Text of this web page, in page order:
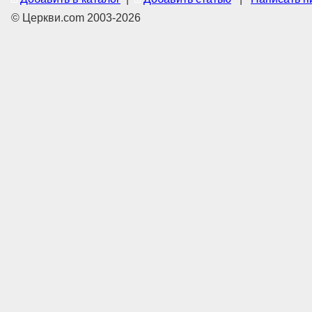
© Церкви.com 2003-2026